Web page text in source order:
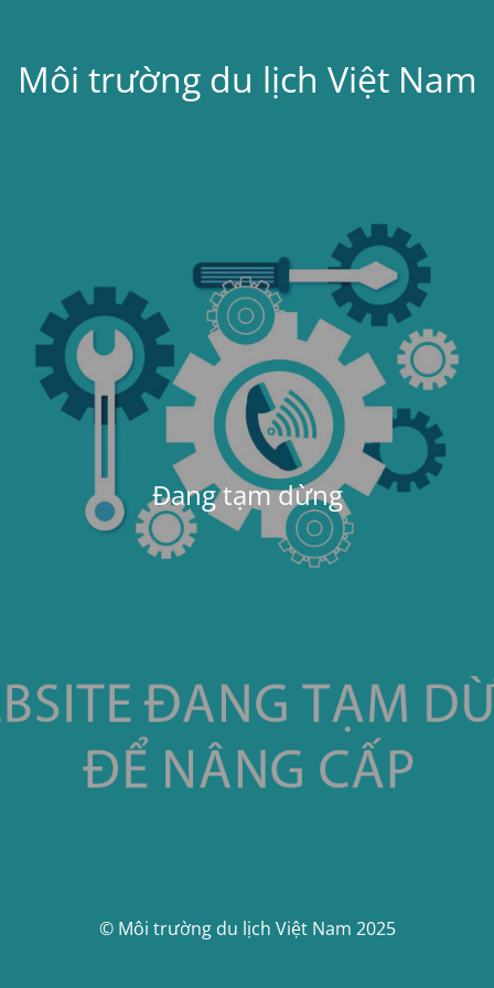
Môi trường du lịch Việt Nam
Đang tạm dừng
© Môi trường du lịch Việt Nam 2025